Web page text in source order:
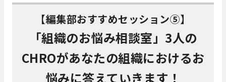
【編集部おすすめセッション⑤】
「組織のお悩み相談室」3人の
CHROがあなたの組織におけるお
悩みに答えていきます！